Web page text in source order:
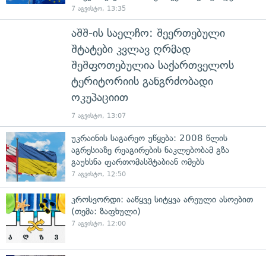
7 აგვისტო, 13:35
აშშ-ის საელჩო: შეერთებული
შტატები კვლავ ღრმად
შეშფოთებულია საქართველოს
ტერიტორიის განგრძობადი
ოკუპაციით
7 აგვისტო, 13:07
უკრაინის საგარეო უწყება: 2008 წლის
აგრესიაზე რეაგირების ნაკლებობამ გზა
გაუხსნა ფართომასშტაბიან ომებს
7 აგვისტო, 12:50
კროსვორდი: ააწყვე სიტყვა არეული ასოებით
(თემა: ზაფხული)
7 აგვისტო, 12:00